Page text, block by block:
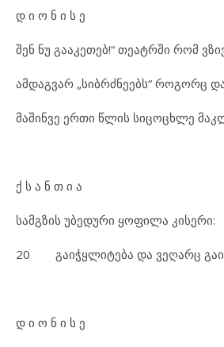
დ ი ო ნ ი ს ე
შენ ნუ გააკეთებ!“ თეატრში რომ
ამდაგვარ „სიბრძნეებს“ როგორც
მაშინვე ერთი წლის სიცოცხლე
ქ ს ა ნ თ ი ა
სამგზის უბედური ყოფილა კისერი:
20 გაიჭყლიტება და ვეღარც
დ ი ო ნ ი ს ე